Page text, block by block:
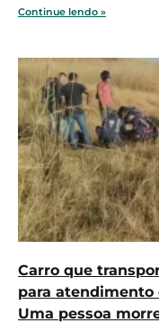
Continue lendo »
Carro que
para atendimento
Uma pessoa